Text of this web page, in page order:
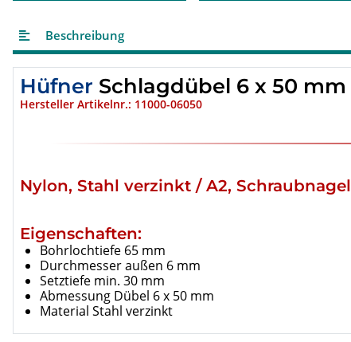
Beschreibung
Hüfner Schlagdübel 6 x 50 mm
Hersteller Artikelnr.: 11000-06050
Nylon, Stahl verzinkt / A2, Schraubnagel
Eigenschaften:
Bohrlochtiefe 65 mm
Durchmesser außen 6 mm
Setztiefe min. 30 mm
Abmessung Dübel 6 x 50 mm
Material Stahl verzinkt